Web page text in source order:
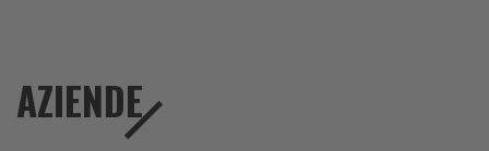
AZIENDE